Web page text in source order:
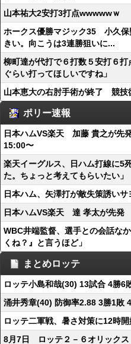
山本祐大2安打3打点wwwwwｗ
ホークス優勝マジック35 小久保
きい。向こうは3連勝狙いに...
柳町達が代打で６打数５安打６
ぐらい打ってほしいですね」
山本恵大の右肘手術が終了 競技
ポリー速報
日本ハムVS楽天 加藤 貴之が
15:00〜
楽天イーグルス、日ハム打線に
た。ちょっと考えてもらいたい」
日本ハム、矢澤打が敵失策誘いサ
日本ハムVS楽天 達 孝太が先
WBC井端監督、選手との会話な
くね？』と言うほど」
まとめロッテ
ロッテ小島和哉(30) 13試合 4勝
涌井秀章(40) 防御率2.88 3勝1敗
ロッテ二軍戦、暑さ対策に12時
8月7日 ロッテ２－６オリック